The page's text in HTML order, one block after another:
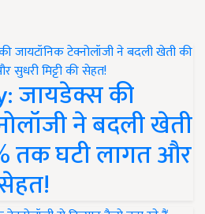
जायडेक्स की
ने बदली खेती
तक घटी लागत और